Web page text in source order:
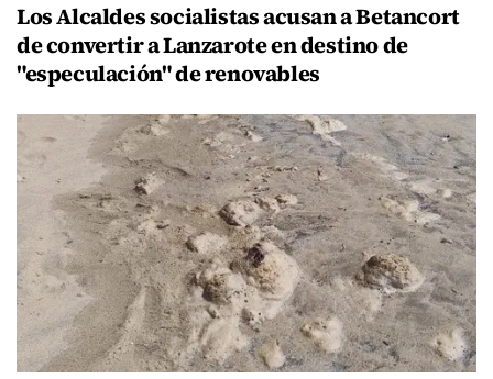
Los Alcaldes socialistas acusan a Betancort
de convertir a Lanzarote en destino de
"especulación" de renovables